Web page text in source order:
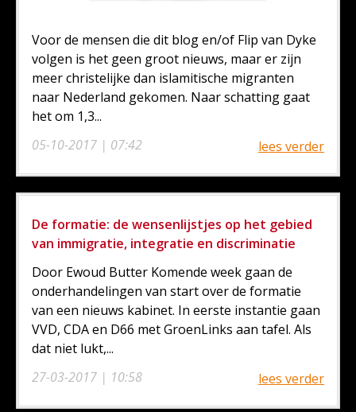
05-10-2017 | 07:42
Voor de mensen die dit blog en/of Flip van Dyke
volgen is het geen groot nieuws, maar er zijn
meer christelijke dan islamitische migranten
naar Nederland gekomen. Naar schatting gaat
het om 1,3...
lees verder
De formatie: de wensenlijstjes op het gebied
van immigratie, integratie en discriminatie
27-03-2017 | 10:58
Door Ewoud Butter Komende week gaan de
onderhandelingen van start over de formatie
van een nieuws kabinet. In eerste instantie gaan
VVD, CDA en D66 met GroenLinks aan tafel. Als
dat niet lukt,...
lees verder